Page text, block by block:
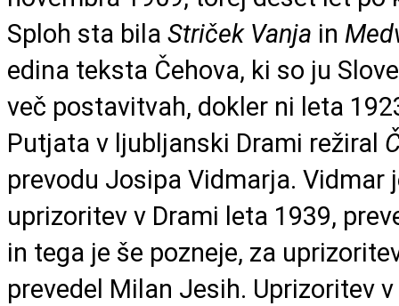
Sploh sta bila Striček Vanja in
edina teksta Čehova, ki so ju
več postavitvah, dokler ni leta
Putjata v ljubljanski Drami režiral
prevodu Josipa Vidmarja. Vidmar
uprizoritev v Drami leta 1939,
in tega je še pozneje, za
prevedel Milan Jesih. Uprizoritev